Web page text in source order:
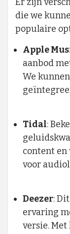
Er zijn
die we
populaire
Apple
aanbod
We
Tidal:
content en
voor
Deezer:
ervaring
versie.